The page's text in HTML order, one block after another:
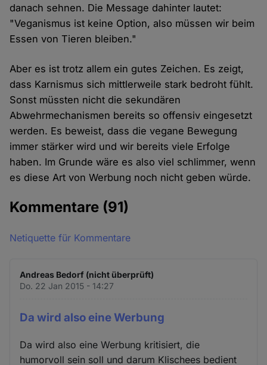
danach sehnen. Die Message dahinter lautet:
"Veganismus ist keine Option, also müssen wir beim
Essen von Tieren bleiben."
Aber es ist trotz allem ein gutes Zeichen. Es zeigt,
dass Karnismus sich mittlerweile stark bedroht fühlt.
Sonst müssten nicht die sekundären
Abwehrmechanismen bereits so offensiv eingesetzt
werden. Es beweist, dass die vegane Bewegung
immer stärker wird und wir bereits viele Erfolge
haben. Im Grunde wäre es also viel schlimmer, wenn
es diese Art von Werbung noch nicht geben würde.
Kommentare (91)
Netiquette für Kommentare
Andreas Bedorf (nicht überprüft)
Do. 22 Jan 2015 - 14:27
Da wird also eine Werbung
Da wird also eine Werbung kritisiert, die
humorvoll sein soll und darum Klischees bedient